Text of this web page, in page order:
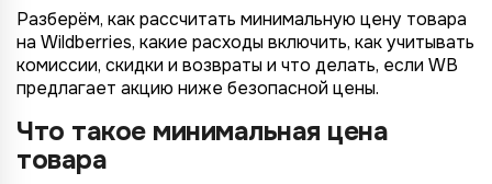
Разберём, как рассчитать минимальную цену товара
на Wildberries, какие расходы включить, как учитывать
комиссии, скидки и возвраты и что делать, если WB
предлагает акцию ниже безопасной цены.
Что такое минимальная цена
товара